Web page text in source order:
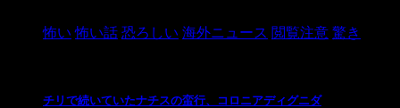
怖い 怖い話 恐ろしい 海外ニュース 閲覧注意 驚き
チリで続いていたナチスの蛮行、コロニアディグニダ